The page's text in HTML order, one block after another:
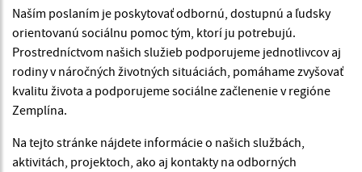
Naším poslaním je poskytovať odbornú, dostupnú a ľudsky
orientovanú sociálnu pomoc tým, ktorí ju potrebujú.
Prostredníctvom našich služieb podporujeme jednotlivcov aj
rodiny v náročných životných situáciách, pomáhame zvyšovať
kvalitu života a podporujeme sociálne začlenenie v regióne
Zemplína.
Na tejto stránke nájdete informácie o našich službách,
aktivitách, projektoch, ako aj kontakty na odborných